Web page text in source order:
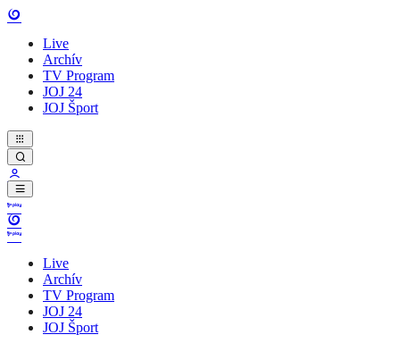
Live
Archív
TV Program
JOJ 24
JOJ Šport
Live
Archív
TV Program
JOJ 24
JOJ Šport